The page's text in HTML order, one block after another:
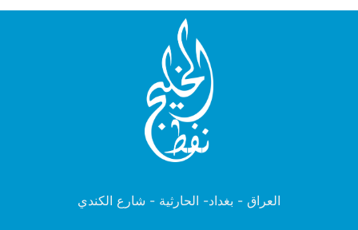
العراق - بغداد- الحارثية - شارع الكندي